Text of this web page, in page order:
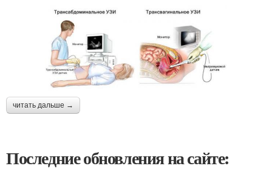
читать дальше →
Последние обновления на сайте: